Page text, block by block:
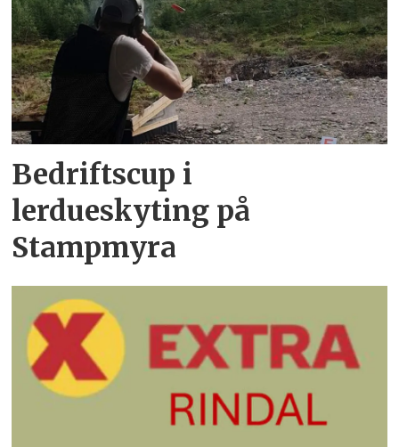
Bedriftscup i
lerdueskyting på
Stampmyra